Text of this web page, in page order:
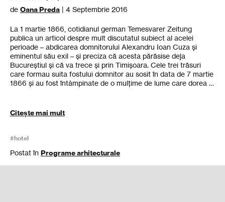
de Oana Preda | 4 Septembrie 2016
La 1 martie 1866, cotidianul german Temesvarer Zeitung
publica un articol despre mult discutatul subiect al acelei
perioade – abdicarea domnitorului Alexandru Ioan Cuza și
eminentul său exil – și preciza că acesta părăsise deja
Bucureștiul și că va trece și prin Timișoara. Cele trei trăsuri
care formau suita fostului domnitor au sosit în data de 7 martie
1866 și au fost întâmpinate de o mulțime de lume care dorea …
Citește mai mult
#hotel
Postat în Programe arhitecturale